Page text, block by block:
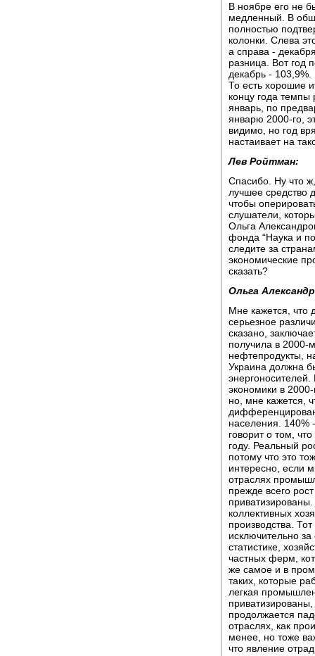
В ноябре его не
медленный. В
полностью
колонки. Слева
а справа -
разница. Вот год
декабрь -
То есть хорошие
концу года темпы
январь, по
январю 2000-го,
видимо, но год
настаивает на
Лев Ройтман:
Спасибо. Ну что
лучшее средство
чтобы
слушатели,
Ольга
фонда “Наука и
следите за
экономические
сказать?
Ольга
Мне кажется, что
серьезное
сказано,
получила в 2000-
нефтепродукты,
Украина должна
экономики в
но, мне кажется,
населения. 140%
говорит о том,
году. Реальный
потому что это
интересно, если
отраслях
прежде всего
коллективных
производства.
исключительно
статистике,
частных ферм,
же самое и в
таких, которые
легкая
продолжается
отраслях, как
менее, но тоже
что явление